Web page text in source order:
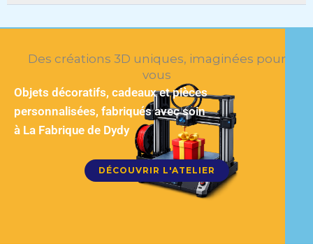
Des créations 3D uniques, imaginées pour
vous
Objets décoratifs, cadeaux et pièces
personnalisées, fabriqués avec soin
à La Fabrique de Dydy
DÉCOUVRIR L'ATELIER